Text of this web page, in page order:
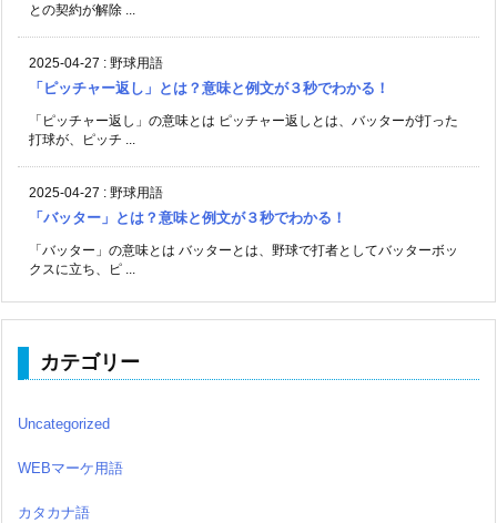
との契約が解除 ...
2025-04-27 : 野球用語
「ピッチャー返し」とは？意味と例文が３秒でわかる！
「ピッチャー返し」の意味とは ピッチャー返しとは、バッターが打った
打球が、ピッチ ...
2025-04-27 : 野球用語
「バッター」とは？意味と例文が３秒でわかる！
「バッター」の意味とは バッターとは、野球で打者としてバッターボッ
クスに立ち、ピ ...
カテゴリー
Uncategorized
WEBマーケ用語
カタカナ語